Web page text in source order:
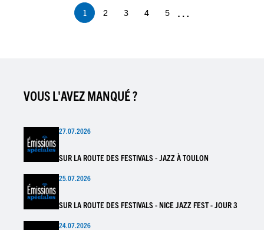
Page
courante
1 Page
2 Page
3 Page
4 Page
5 …
VOUS L'AVEZ MANQUÉ ?
27.07.2026
SUR LA ROUTE DES FESTIVALS - JAZZ À TOULON
25.07.2026
SUR LA ROUTE DES FESTIVALS - NICE JAZZ FEST - JOUR 3
24.07.2026